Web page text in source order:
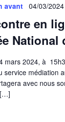
en
National
avant 04/03/
mars 2024, à
service médiation
avec nous